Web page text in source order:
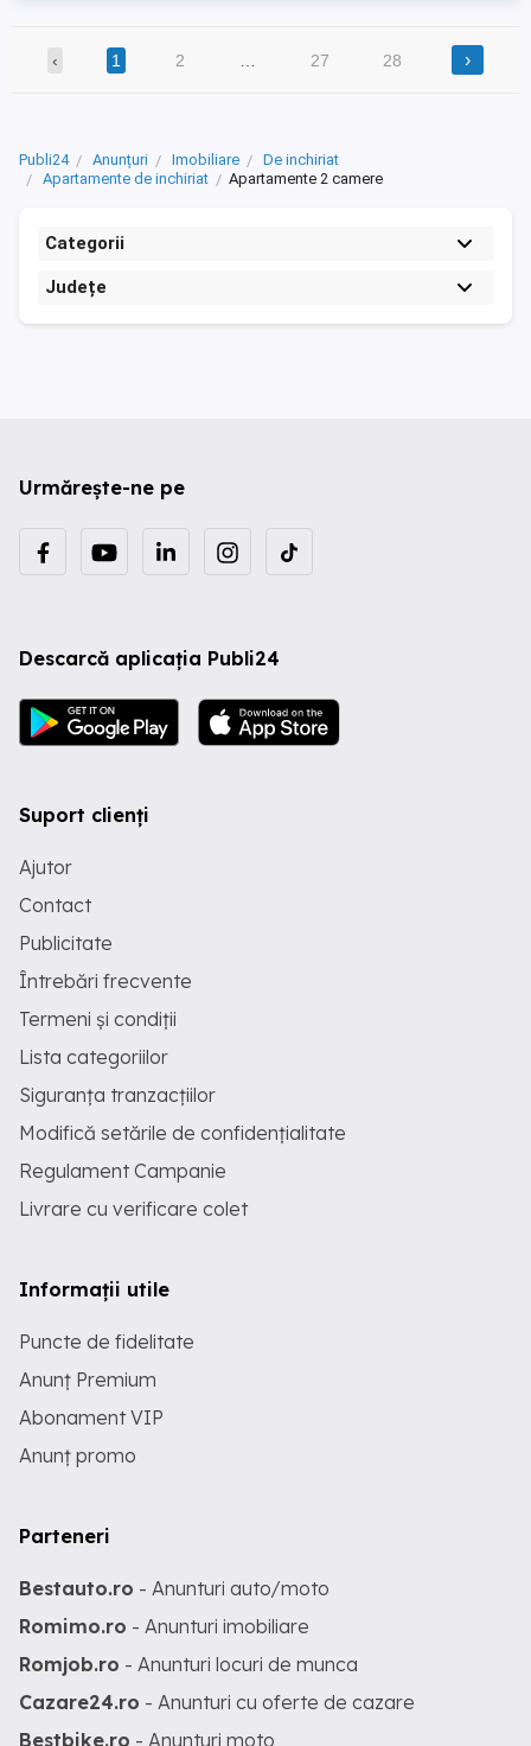
‹ 1 2 27 28 ›
Publi24 Anunțuri Imobiliare
De inchiriat
Apartamente de inchiriat
Apartamente 2 camere
Categorii
Județe
Urmărește-ne pe
Descarcă aplicația Publi24
Suport clienți
Ajutor
Contact
Publicitate
Întrebări frecvente
Termeni și condiții
Lista categoriilor
Siguranța tranzacțiilor
Modifică setările de confidențialitate
Regulament Campanie
Livrare cu verificare colet
Informații utile
Puncte de fidelitate
Anunț Premium
Abonament VIP
Anunț promo
Parteneri
Bestauto.ro - Anunturi auto/moto
Romimo.ro - Anunturi imobiliare
Romjob.ro - Anunturi locuri de munca
Cazare24.ro - Anunturi cu oferte de cazare
Bestbike.ro - Anunturi moto